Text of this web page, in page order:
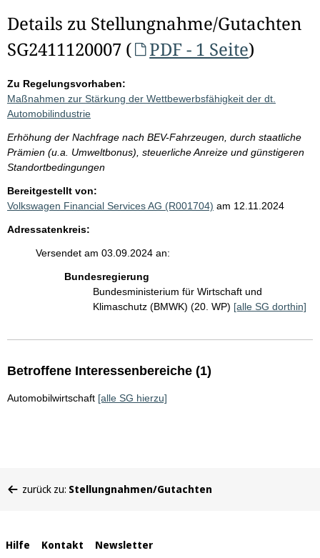
Details zu Stellungnahme/Gutachten
SG2411120007 (
PDF - 1 Seite)
Zu Regelungsvorhaben:
Maßnahmen zur Stärkung der Wettbewerbsfähigkeit der dt.
Automobilindustrie
Erhöhung der Nachfrage nach BEV-Fahrzeugen, durch staatliche
Prämien (u.a. Umweltbonus), steuerliche Anreize und günstigeren
Standortbedingungen
Bereitgestellt von:
Volkswagen Financial Services AG (R001704) am 12.11.2024
Adressatenkreis:
Versendet am 03.09.2024 an:
Bundesregierung
Bundesministerium für Wirtschaft und
Klimaschutz (BMWK) (20. WP) [alle SG dorthin]
Betroffene Interessenbereiche (1)
Automobilwirtschaft [alle SG hierzu]
befinden
zurück zu: Stellungnahmen/Gutachten
Interne
Hilfe Kontakt Newsletter